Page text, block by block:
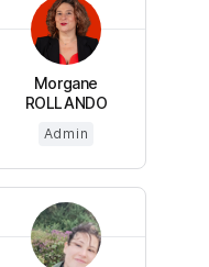
Morgane
ROLLANDO
Admin